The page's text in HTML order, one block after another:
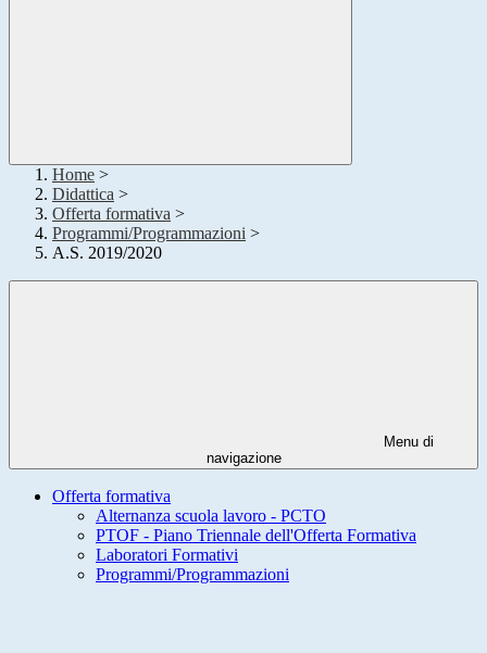
Home >
Didattica >
Offerta formativa >
Programmi/Programmazioni >
A.S. 2019/2020
Menu di
navigazione
Offerta formativa
Alternanza scuola lavoro - PCTO
PTOF - Piano Triennale dell'Offerta Formativa
Laboratori Formativi
Programmi/Programmazioni